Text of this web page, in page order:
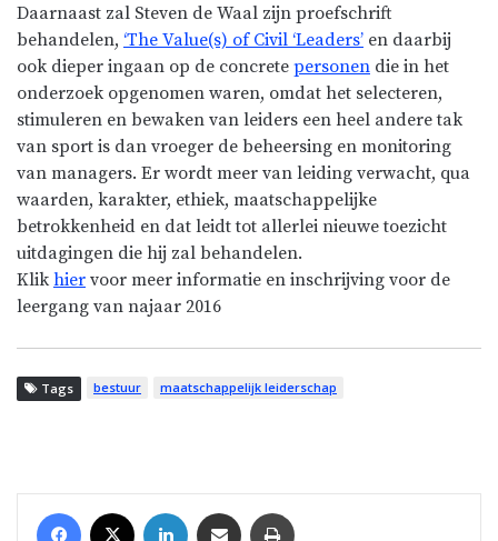
Daarnaast zal Steven de Waal zijn proefschrift
behandelen, ‘The Value(s) of Civil ‘Leaders’ en daarbij
ook dieper ingaan op de concrete personen die in het
onderzoek opgenomen waren, omdat het selecteren,
stimuleren en bewaken van leiders een heel andere tak
van sport is dan vroeger de beheersing en monitoring
van managers. Er wordt meer van leiding verwacht, qua
waarden, karakter, ethiek, maatschappelijke
betrokkenheid en dat leidt tot allerlei nieuwe toezicht
uitdagingen die hij zal behandelen.
Klik hier voor meer informatie en inschrijving voor de
leergang van najaar 2016
Tags bestuur maatschappelijk leiderschap